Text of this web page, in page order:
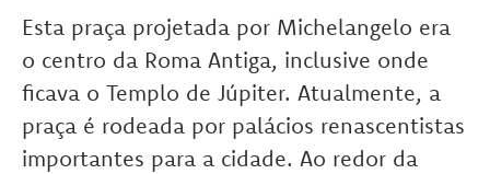
Esta praça projetada por Michelangelo era
o centro da Roma Antiga, inclusive onde
ficava o Templo de Júpiter. Atualmente, a
praça é rodeada por palácios renascentistas
importantes para a cidade. Ao redor da